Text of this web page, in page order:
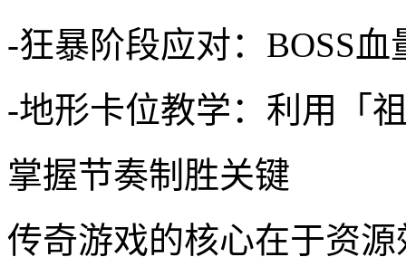
-狂暴阶段应对：BOSS
-地形卡位教学：利用「
掌握节奏制胜关键
传奇游戏的核心在于资